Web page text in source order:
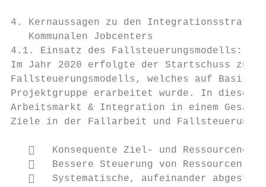
4. Kernaussagen zu den
   Kommunalen Jobcenters
4.1. Einsatz des Fallsteuerungsmodells:
Im Jahr 2020 erfolgte der Startschuss zur
Fallsteuerungsmodells, welches auf Basis
Projektgruppe erarbeitet wurde. In diesem
Arbeitsmarkt & Integration in einem
Ziele in der Fallarbeit und Fallsteuerung
   Konsequente Ziel- und
   Bessere Steuerung von Ressourcen
   Systematische, aufeinander